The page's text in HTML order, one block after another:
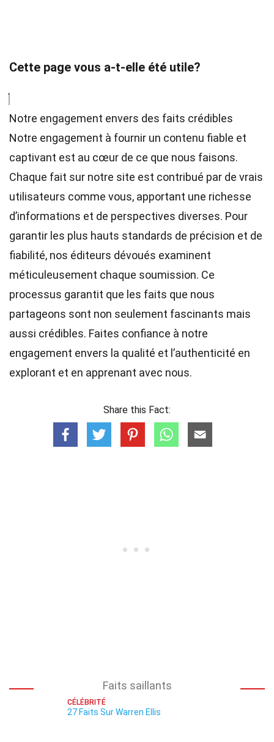
Cette page vous a-t-elle été utile?
Notre engagement envers des faits crédibles
Notre engagement à fournir un contenu fiable et
captivant est au cœur de ce que nous faisons.
Chaque fait sur notre site est contribué par de vrais
utilisateurs comme vous, apportant une richesse
d’informations et de perspectives diverses. Pour
garantir les plus hauts standards de précision et de
fiabilité, nos éditeurs dévoués examinent
méticuleusement chaque soumission. Ce
processus garantit que les faits que nous
partageons sont non seulement fascinants mais
aussi crédibles. Faites confiance à notre
engagement envers la qualité et l’authenticité en
explorant et en apprenant avec nous.
Share this Fact:
Faits saillants
CÉLÉBRITÉ
27 Faits Sur Warren Ellis